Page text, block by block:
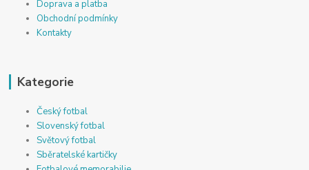
Doprava a platba
Obchodní podmínky
Kontakty
Kategorie
Český fotbal
Slovenský fotbal
Světový fotbal
Sběratelské kartičky